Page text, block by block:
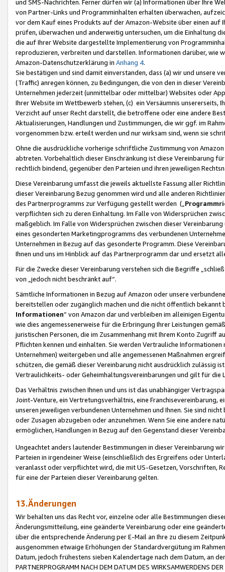
und SMS-Nachrichten. Ferner dürfen wir (a) Informationen über Ihre
von Partner-Links und Programminhalten erhalten überwachen,
vor dem Kauf eines Produkts auf der Amazon-Website über einen
prüfen, überwachen und anderweitig untersuchen, um die Einhaltung
die auf Ihrer Website dargestellte Implementierung von
reproduzieren, verbreiten und darstellen. Informationen darüber, wie
Amazon-Datenschutzerklärung in Anhang 4.
Sie bestätigen und sind damit einverstanden, dass (a) wir und
(Traffic) anregen können, zu Bedingungen, die von den in dieser
Unternehmen jederzeit (unmittelbar oder mittelbar) Websites oder
Ihrer Website im Wettbewerb stehen, (c) ein Versäumnis unsererseits,
Verzicht auf unser Recht darstellt, die betroffene oder eine andere
Aktualisierungen, Handlungen und Zustimmungen, die wir ggf. im
vorgenommen bzw. erteilt werden und nur wirksam sind, wenn sie
Ohne die ausdrückliche vorherige schriftliche Zustimmung von
abtreten. Vorbehaltlich dieser Einschränkung ist diese Vereinbarung
rechtlich bindend, gegenüber den Parteien und ihren jeweiligen
Diese Vereinbarung umfasst die jeweils aktuellste Fassung aller
dieser Vereinbarung Bezug genommen wird und alle anderen
des Partnerprogramms zur Verfügung gestellt werden („
verpflichten sich zu deren Einhaltung. Im Falle von Widersprüchen
maßgeblich. Im Falle von Widersprüchen zwischen dieser
eines gesonderten Marketingprogramms des verbundenen
Unternehmen in Bezug auf das gesonderte Programm. Diese
Ihnen und uns im Hinblick auf das Partnerprogramm dar und ersetzt
Für die Zwecke dieser Vereinbarung verstehen sich die Begriffe
von „jedoch nicht beschränkt auf“.
Sämtliche Informationen in Bezug auf Amazon oder unsere
bereitstellen oder zugänglich machen und die nicht öffentlich
Informationen“ von Amazon dar und verbleiben im alleinigen
wie dies angemessenerweise für die Erbringung Ihrer Leistungen
juristischen Personen, die im Zusammenhang mit Ihrem Konto
Pflichten kennen und einhalten. Sie werden Vertrauliche
Unternehmen) weitergeben und alle angemessenen Maßnahmen
schützen, die gemäß dieser Vereinbarung nicht ausdrücklich zulässig
Vertraulichkeits- oder Geheimhaltungsvereinbarungen und gilt für die
Das Verhältnis zwischen Ihnen und uns ist das unabhängiger
Joint-Venture, ein Vertretungsverhältnis, eine Franchisevereinbarung,
unseren jeweiligen verbundenen Unternehmen und Ihnen. Sie sind
oder Zusagen abzugeben oder anzunehmen. Wenn Sie eine andere
ermöglichen, Handlungen in Bezug auf den Gegenstand dieser
Ungeachtet anders lautender Bestimmungen in dieser Vereinbarung
Parteien in irgendeiner Weise (einschließlich des Ergreifens oder
veranlasst oder verpflichtet wird, die mit US-Gesetzen, Vorschriften,
für eine der Parteien dieser Vereinbarung gelten.
13.Änderungen
Wir behalten uns das Recht vor, einzelne oder alle Bestimmungen
Änderungsmitteilung, eine geänderte Vereinbarung oder eine
über die entsprechende Änderung per E-Mail an Ihre zu diesem
ausgenommen etwaige Erhöhungen der Standardvergütung im
Datum, jedoch frühestens sieben Kalendertage nach dem Datum, an
PARTNERPROGRAMM NACH DEM DATUM DES WIRKSAMWERDENS